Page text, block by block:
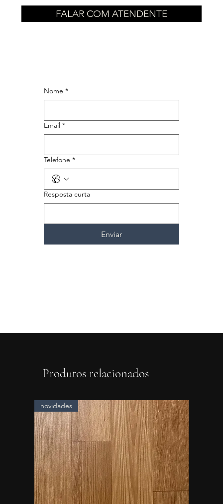
Nome *
Email *
Telefone *
Resposta curta
Enviar
FALAR COM ATENDENTE
Produtos relacionados
novidades